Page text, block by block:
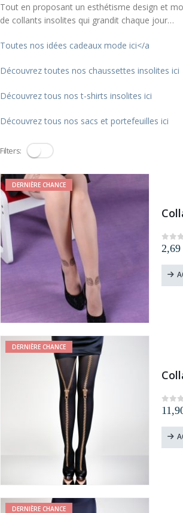
Tout en proposant un esthétisme design et
de collants insolites qui grandit chaque jour…
Toutes nos idées cadeaux mode ici</a
Découvrez toutes nos chaussettes insolites ici
Découvrez tous nos t-shirts insolites ici
Découvrez tous nos sacs et portefeuilles ici
Filters:
DERNIÈRE CHANCE
0
DERNIÈRE CHANCE
0
DERNIÈRE CHANCE